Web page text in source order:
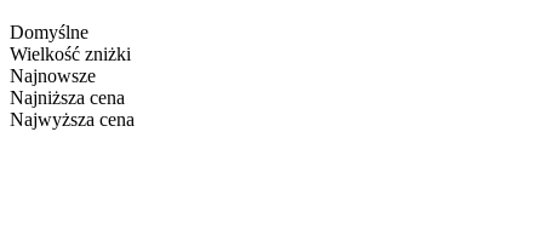
Domyślne
Wielkość zniżki
Najnowsze
Najniższa cena
Najwyższa cena